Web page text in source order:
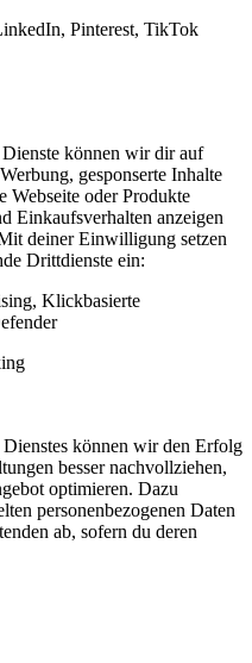
Pinterest, TikTok
können wir dir auf
gesponserte Inhalte
Webseite oder Produkte
Einkaufsverhalten anzeigen
deiner Einwilligung setzen
Drittdienste ein:
Klickbasierte
können wir den Erfolg
besser nachvollziehen,
optimieren. Dazu
personenbezogenen Daten
ab, sofern du deren